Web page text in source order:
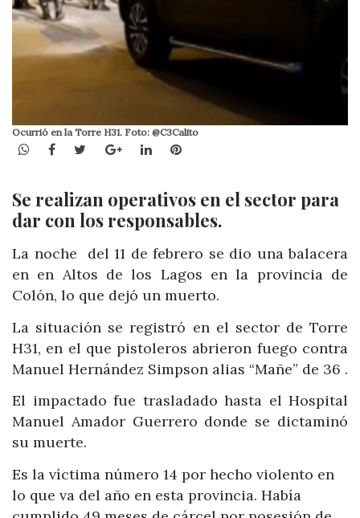
Ocurrió en la Torre H31. Foto: @C3Calito
WhatsApp
Facebook
TwitterGoogle+LinkedInPinterest
Se realizan operativos en el sector para
dar con los responsables.
La noche del 11 de febrero se dio una balacera
en en Altos de los Lagos en la provincia de
Colón, lo que dejó un muerto.
La situación se registró en el sector de Torre
H31, en el que pistoleros abrieron fuego contra
Manuel Hernández Simpson alias “Mañe” de 36 .
El impactado fue trasladado hasta el Hospital
Manuel Amador Guerrero donde se dictaminó
su muerte.
Es la víctima número 14 por hecho violento en
lo que va del año en esta provincia. Había